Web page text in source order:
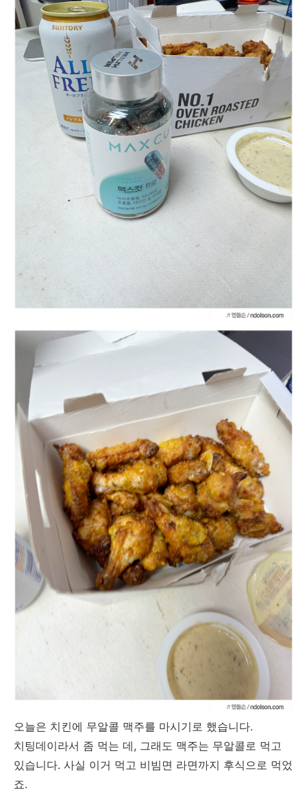
오늘은 치킨에 무알콜 맥주를 마시기로 했습니다.
치팅데이라서 좀 먹는 데, 그래도 맥주는 무알콜로 먹고
있습니다. 사실 이거 먹고 비빔면 라면까지 후식으로 먹었
죠.